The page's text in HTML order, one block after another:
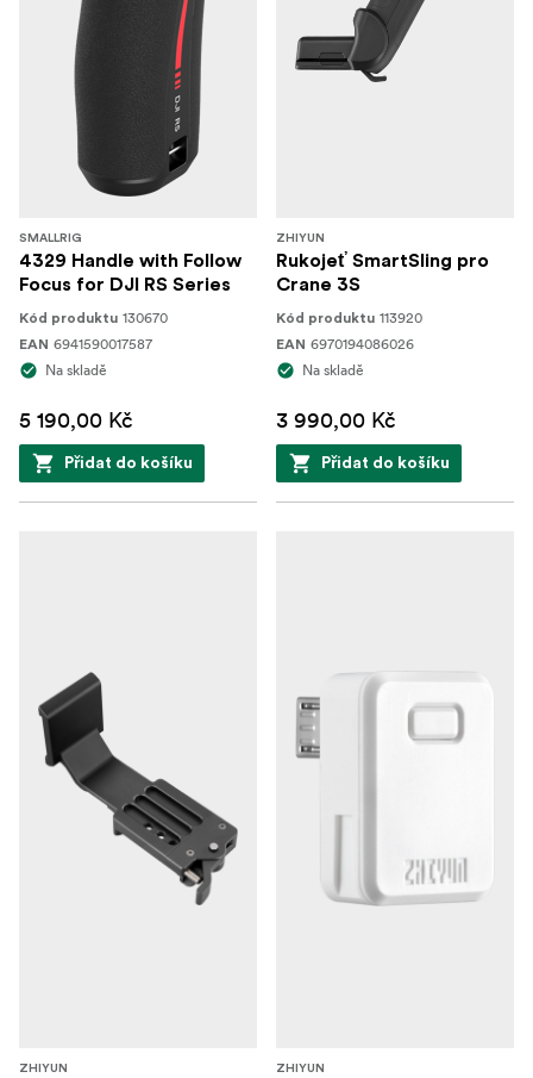
SMALLRIG
4329 Handle with Follow
Focus for DJI RS Series
Kód produktu 130670
EAN 6941590017587
Na skladě
5 190,00 Kč
Přidat do košíku
ZHIYUN
Rukojeť SmartSling pro
Crane 3S
Kód produktu 113920
EAN 6970194086026
Na skladě
3 990,00 Kč
Přidat do košíku
ZHIYUN ZHIYUN